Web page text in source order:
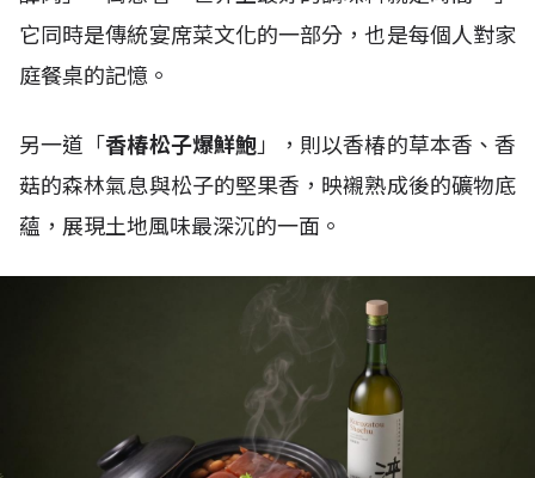
它同時是傳統宴席菜文化的一部分，也是每個人對家
庭餐桌的記憶。
另一道「香椿松子爆鮮鮑」，則以香椿的草本香、香
菇的森林氣息與松子的堅果香，映襯熟成後的礦物底
蘊，展現土地風味最深沉的一面。